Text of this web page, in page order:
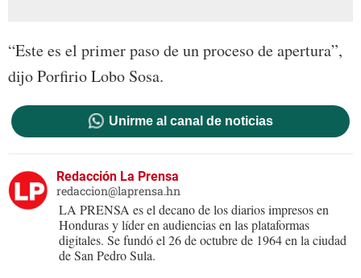
“Este es el primer paso de un proceso de apertura”,
dijo Porfirio Lobo Sosa.
Unirme al canal de noticias
Redacción La Prensa
redaccion@laprensa.hn
LA PRENSA es el decano de los diarios impresos en
Honduras y líder en audiencias en las plataformas
digitales. Se fundó el 26 de octubre de 1964 en la ciudad
de San Pedro Sula.